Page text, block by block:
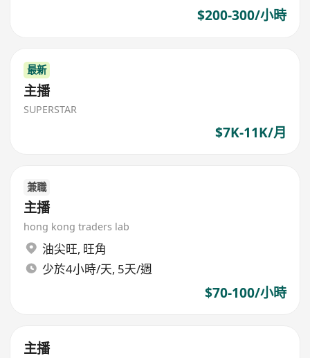
$200-300/小時
最新
主播
SUPERSTAR
$7K-11K/月
兼職
主播
hong kong traders lab
油尖旺, 旺角
少於4小時/天, 5天/週
$70-100/小時
主播